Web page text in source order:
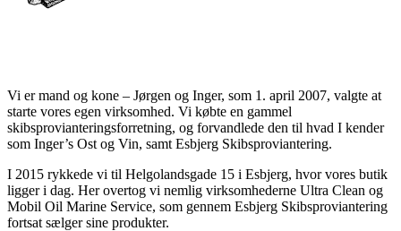
Vi er mand og kone – Jørgen og Inger, som 1. april 2007, valgte at
starte vores egen virksomhed. Vi købte en gammel
skibsprovianteringsforretning, og forvandlede den til hvad I kender
som Inger’s Ost og Vin, samt Esbjerg Skibsproviantering.
I 2015 rykkede vi til Helgolandsgade 15 i Esbjerg, hvor vores butik
ligger i dag. Her overtog vi nemlig virksomhederne Ultra Clean og
Mobil Oil Marine Service, som gennem Esbjerg Skibsproviantering
fortsat sælger sine produkter.